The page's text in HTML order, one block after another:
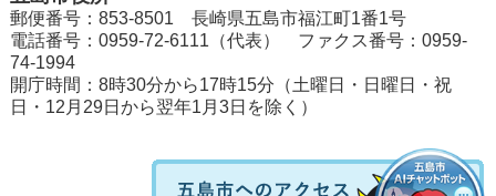
郵便番号：853-8501 長崎県五島市福江町1番1号
電話番号：0959-72-6111（代表） ファクス番号：0959-
74-1994
開庁時間：8時30分から17時15分（土曜日・日曜日・祝
日・12月29日から翌年1月3日を除く）